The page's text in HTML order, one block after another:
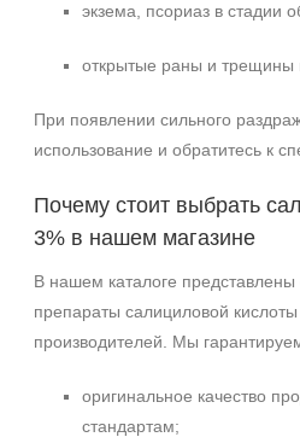
экзема, псориаз в стадии
открытые раны и трещины
При появлении сильного
использование и обратитесь к
Почему стоит выбрать
3% в нашем магазине
В нашем каталоге
препараты салициловой
производителей. Мы
оригинальное качество
стандартам;